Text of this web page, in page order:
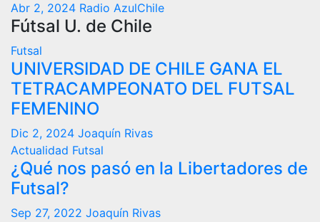
Abr 2, 2024 Radio AzulChile
Fútsal U. de Chile
Futsal
UNIVERSIDAD DE CHILE GANA EL
TETRACAMPEONATO DEL FUTSAL
FEMENINO
Dic 2, 2024 Joaquín Rivas
Actualidad Futsal
¿Qué nos pasó en la Libertadores de
Futsal?
Sep 27, 2022 Joaquín Rivas